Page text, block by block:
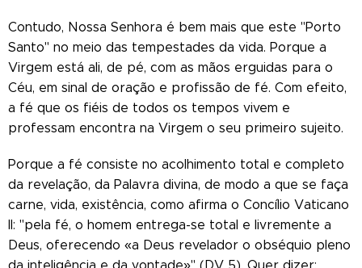
Contudo, Nossa Senhora é bem mais que este "Porto
Santo" no meio das tempestades da vida. Porque a
Virgem está ali, de pé, com as mãos erguidas para o
Céu, em sinal de oração e profissão de fé. Com efeito,
a fé que os fiéis de todos os tempos vivem e
professam encontra na Virgem o seu primeiro sujeito.
Porque a fé consiste no acolhimento total e completo
da revelação, da Palavra divina, de modo a que se faça
carne, vida, existência, como afirma o Concílio Vaticano
II: "pela fé, o homem entrega-se total e livremente a
Deus, oferecendo «a Deus revelador o obséquio pleno